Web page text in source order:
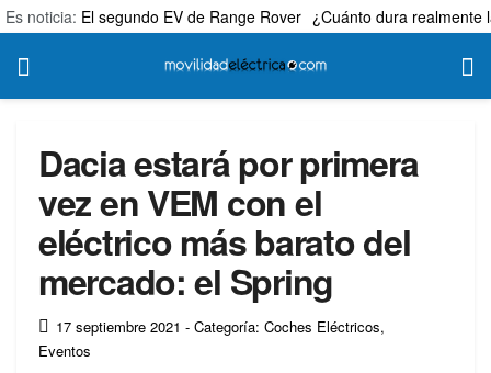
Es noticia: El segundo EV de Range Rover ¿Cuánto dura realmente
Dacia estará por primera
vez en VEM con el
eléctrico más barato del
mercado: el Spring
17 septiembre 2021 - Categoría: Coches Eléctricos,
Eventos